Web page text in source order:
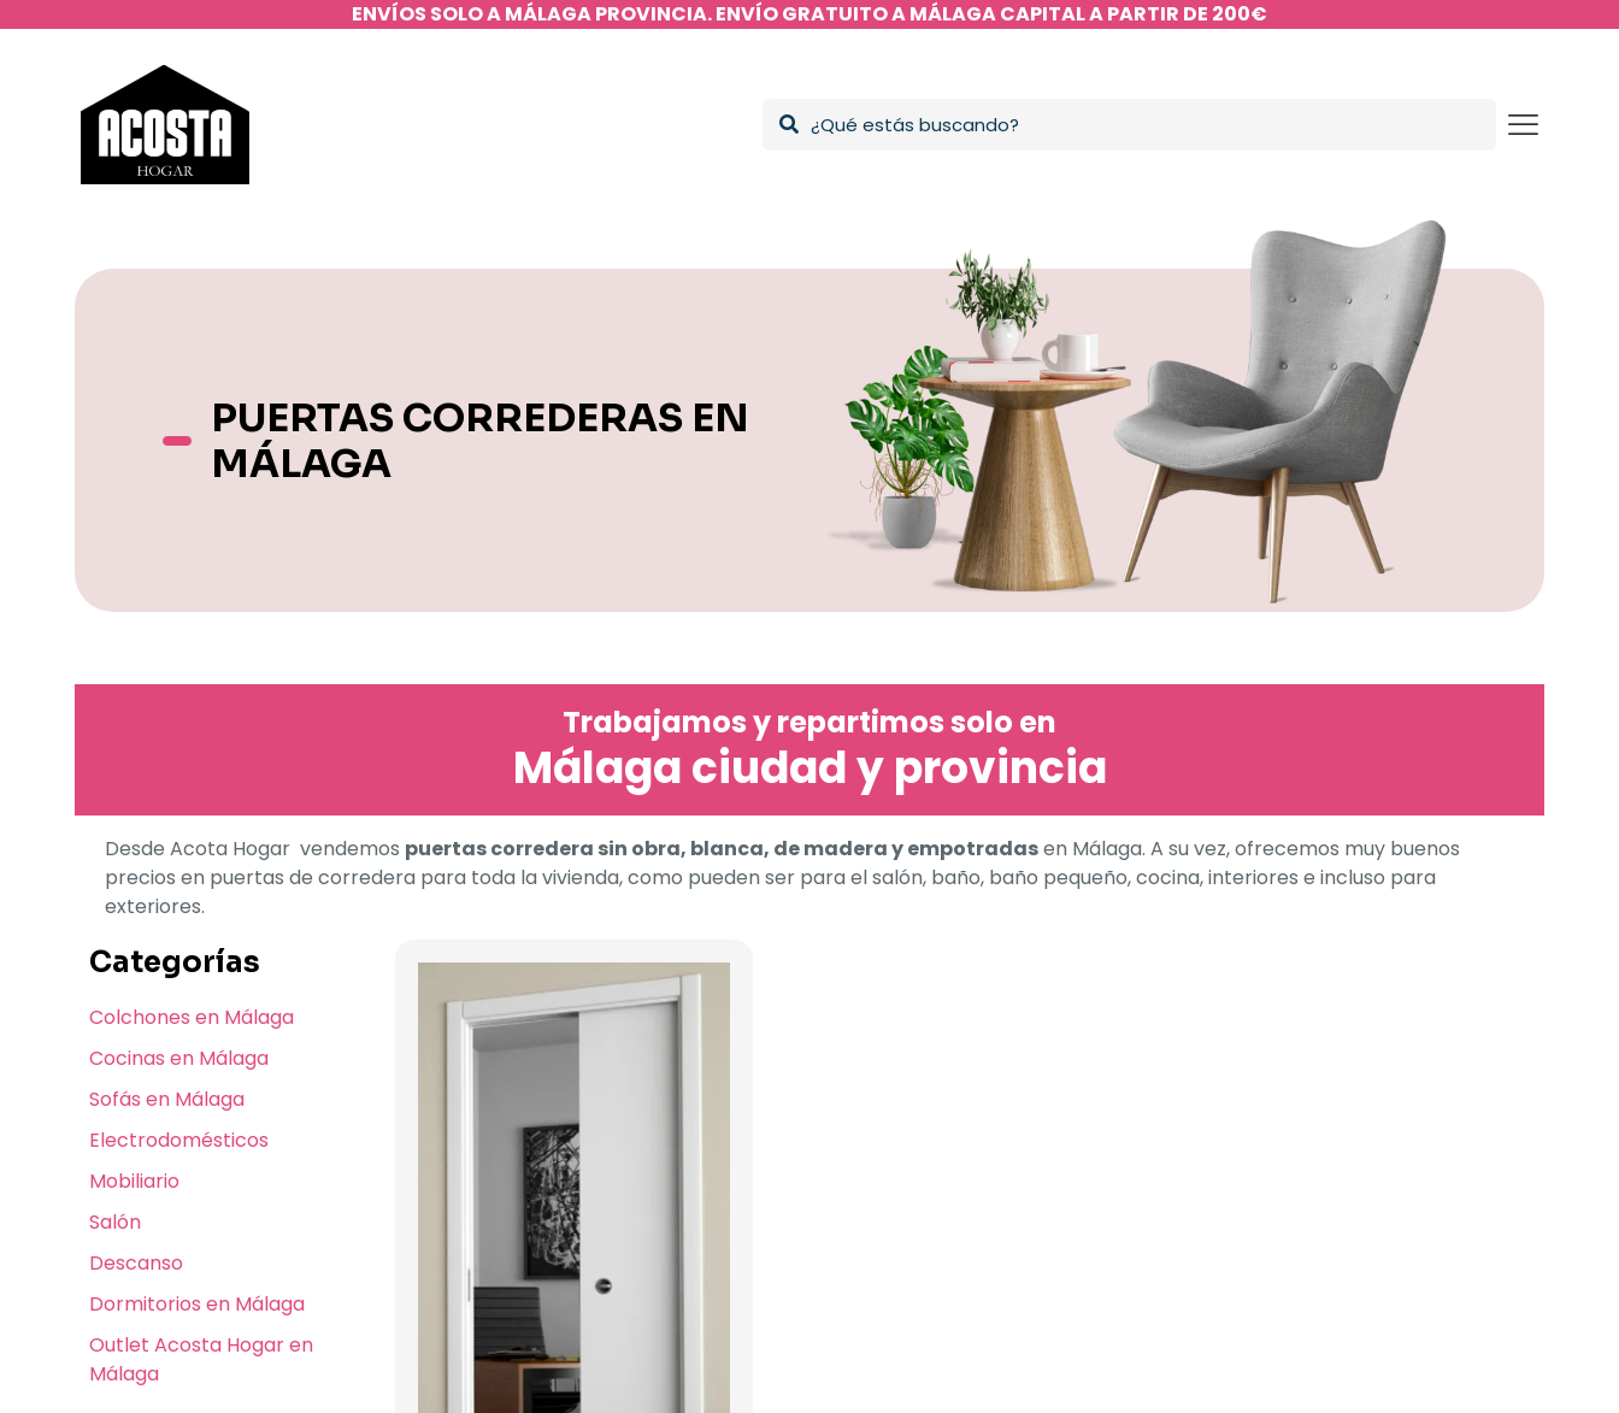
ENVÍOS SOLO A MÁLAGA PROVINCIA. ENVÍO GRATUITO A MÁLAGA CAPITAL A PARTIR DE 200€
PUERTAS CORREDERAS EN
MÁLAGA
Trabajamos y repartimos solo en
Málaga ciudad y provincia
Desde Acota Hogar vendemos puertas corredera sin obra, blanca, de madera y empotradasen Málaga. A su vez, ofrecemos muy buenos
precios en puertas de corredera para toda la vivienda, como pueden ser para el salón, baño, baño pequeño, cocina, interiores e incluso para
exteriores.
Categorías
Colchones en Málaga
Cocinas en Málaga
Sofás en Málaga
Electrodomésticos
Mobiliario
Salón
Descanso
Dormitorios en Málaga
Outlet Acosta Hogar en
Málaga